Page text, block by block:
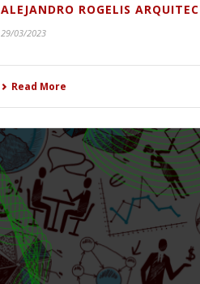
ALEJANDRO ROGELIS
29/03/2023
Read More